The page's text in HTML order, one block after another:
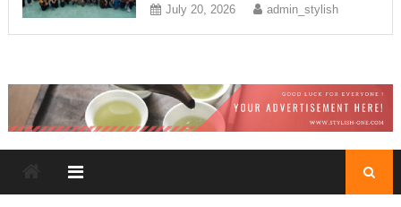
July 20, 2026 admin_stylish